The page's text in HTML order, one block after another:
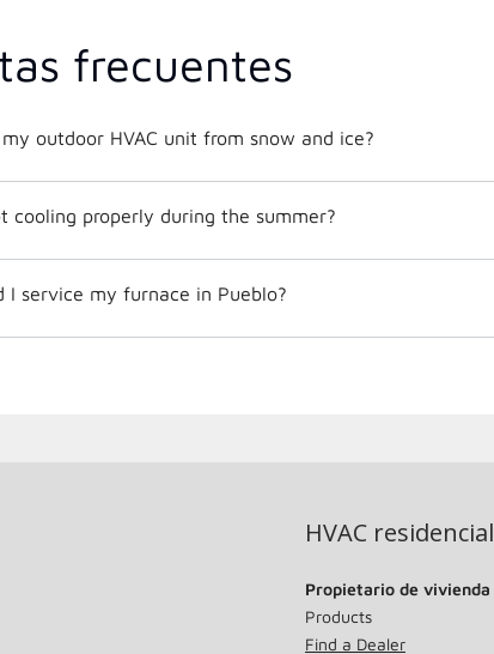
frecuentes
outdoor HVAC unit from snow and ice?
cooling properly during the summer?
I service my furnace in Pueblo?
HVAC residencial
Propietario de vivienda
Products
Find a Dealer